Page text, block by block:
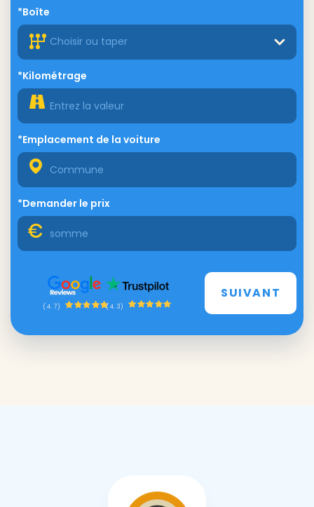
*Boîte
Choisir ou taper
*Kilométrage
*Emplacement de la voiture
*Demander le prix
(4.7) (4.3)
SUIVANT